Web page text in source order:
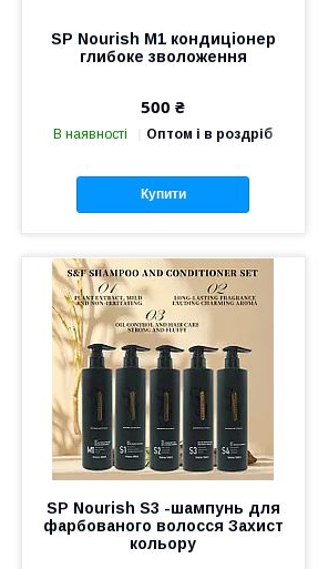
SP Nourish М1 кондиціонер
глибоке зволоження
500 ₴
В наявності Оптом і в роздріб
Купити
SP Nourish S3 -шампунь для
фарбованого волосся Захист
кольору